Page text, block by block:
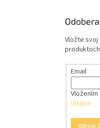
Vložte svoj
Email
údajov